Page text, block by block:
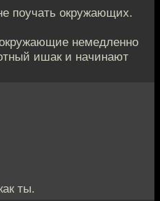
поучать окружающих.
немедленно
ишак и начинают
ты.